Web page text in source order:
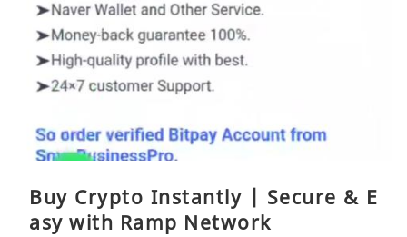
Buy Crypto Instantly | Secure & E
asy with Ramp Network